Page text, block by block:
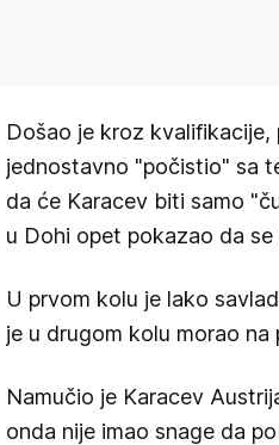
Došao je kroz
jednostavno "počistio" sa
da će Karacev biti samo
u Dohi opet pokazao da
U prvom kolu je lako
je u drugom kolu morao
Namučio je Karacev
onda nije imao snage da